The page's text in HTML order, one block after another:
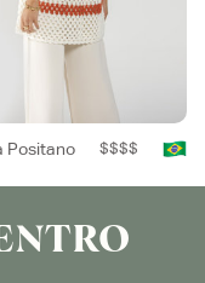
Positano $$$$